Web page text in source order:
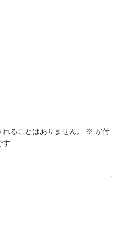
ることはありません。 ※ が付
す